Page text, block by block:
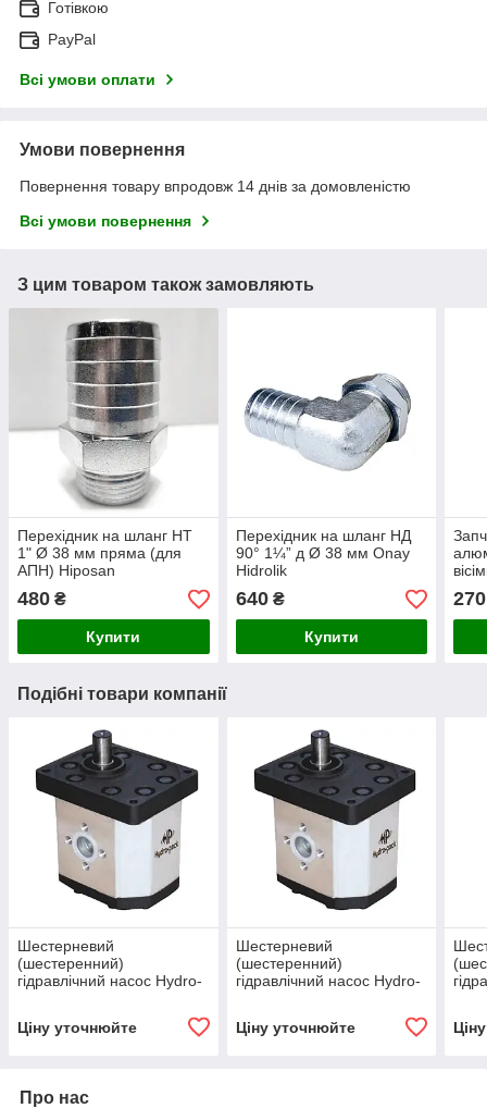
Готівкою
PayPal
Всі умови оплати
Умови повернення
Повернення товару впродовж 14 днів за домовленістю
Всі умови повернення
З цим товаром також замовляють
Перехідник на шланг НТ
1" Ø 38 мм пряма (для
АПН) Hiposan
480 ₴
Купити
Перехідник на шланг НД
90° 1¼” д Ø 38 мм Onay
Hidrolik
640₴
Купити
270
Подібні товари компанії
Шестерневий
(шестеренний)
гідравлічний насос Hydro-
Ціну уточнюйте
Шестерневий
(шестеренний)
гідравлічний насос Hydro-
Ціну уточнюйте
Про нас